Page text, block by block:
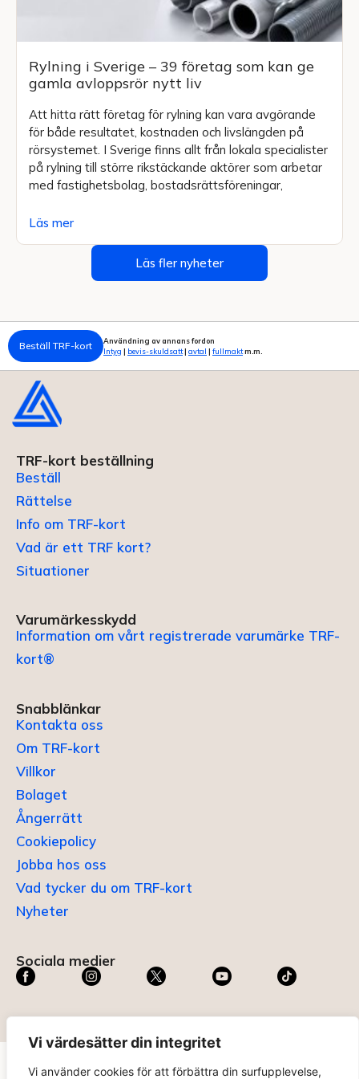
Vi värdesätter din integritet
Vi använder cookies för att förbättra din surfupplevelse,
Rylning i Sverige – 39 företag som kan ge
gamla avloppsrör nytt liv
Att hitta rätt företag för rylning kan vara avgörande
för både resultatet, kostnaden och livslängden på
rörsystemet. I Sverige finns allt från lokala specialister
på rylning till större rikstäckande aktörer som arbetar
med fastighetsbolag, bostadsrättsföreningar,
Läs mer
Läs fler nyheter
Beställ TRF-kort
Användning av annans fordon
Intyg | bevis-skuldsatt| avtal | fullmaktm.m.
TRF-kort beställning
Beställ
Rättelse
Info om TRF-kort
Vad är ett TRF kort?
Situationer
Varumärkesskydd
Information om vårt registrerade varumärke TRF-
kort®
Snabblänkar
Kontakta oss
Om TRF-kort
Villkor
Bolaget
Ångerrätt
Cookiepolicy
Jobba hos oss
Vad tycker du om TRF-kort
Nyheter
Sociala medier
TRF KORT®är ett registrerat varumärke som innehas av